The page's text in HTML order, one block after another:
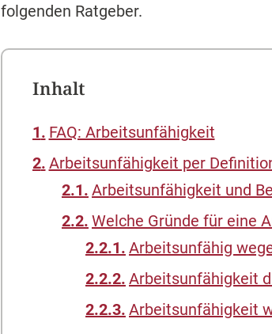
folgenden Ratgeber.
Inhalt
FAQ: Arbeitsunfähigkeit
Arbeitsunfähigkeit per
Arbeitsunfähigkeit und
Welche Gründe für eine
Arbeitsunfähig
Arbeitsunfähigkeit
Arbeitsunfähigkeit